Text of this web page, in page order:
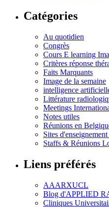
Catégories
Au quotidien
Congrès
Cours E learning
Critères réponse
Faits Marquants
Image de la semaine
intelligence
Littérature
Meetings
Notes utiles
Réunions en
Sites
Staffs & Réunions
Liens préférés
AAARXUCL
Blog d'APPLIED
Cliniques